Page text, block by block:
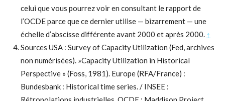
celui que vous pourrez voir en consultant le rapport de
l’OCDE parce que ce dernier utilise — bizarrement — une
échelle d’abscisse différente avant 2000 et après 2000. ↑
Sources USA : Survey of Capacity Utilization (Fed, archives
non numérisées). »Capacity Utilization in Historical
Perspective » (Foss, 1981). Europe (RFA/France) :
Bundesbank : Historical time series. / INSEE :